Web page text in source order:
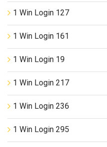
1 Win Login 127
1 Win Login 161
1 Win Login 19
1 Win Login 217
1 Win Login 236
1 Win Login 295